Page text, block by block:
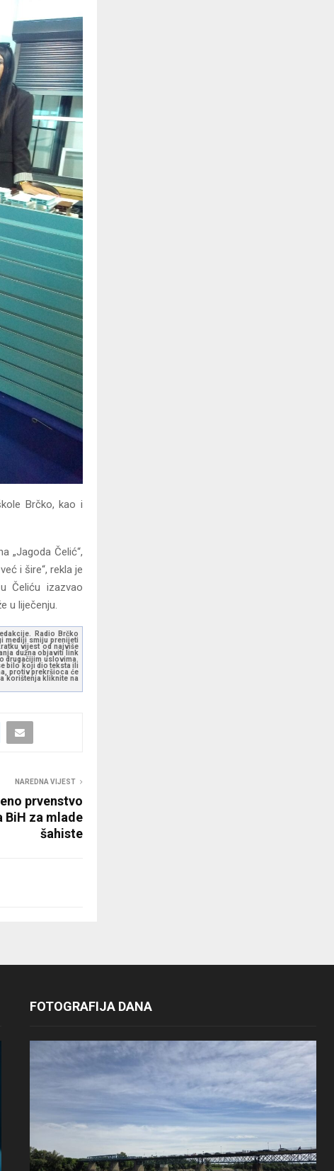
Brčko, kao i
„Jagoda Čelić“,
i šire“, rekla je
Čeliću izazvao
u liječenju.
Radio Brčko
mediji smiju prenijeti
vijest od najviše
dužna objaviti link
drugačijim uslovima.
bilo koji dio teksta ili
protiv prekršioca će
korištenja kliknite na
NAREDNA VIJEST
prvenstvo
za mlade
šahiste
FOTOGRAFIJA DANA